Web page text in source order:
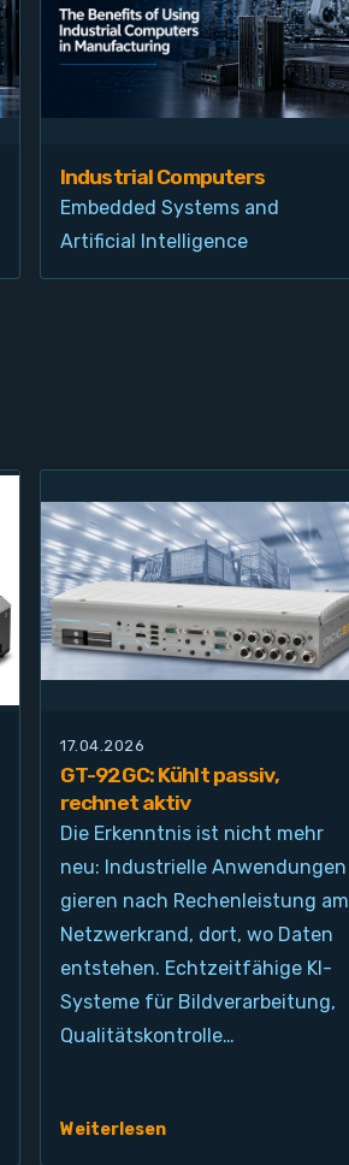
Industrial Computers
Embedded Systems and
Artificial Intelligence
17.04.2026
GT-92GC: Kühlt passiv,
rechnet aktiv
Die Erkenntnis ist nicht mehr
neu: Industrielle Anwendungen
gieren nach Rechenleistung am
Netzwerkrand, dort, wo Daten
entstehen. Echtzeitfähige KI-
Systeme für Bildverarbeitung,
Qualitätskontrolle…
Weiterlesen